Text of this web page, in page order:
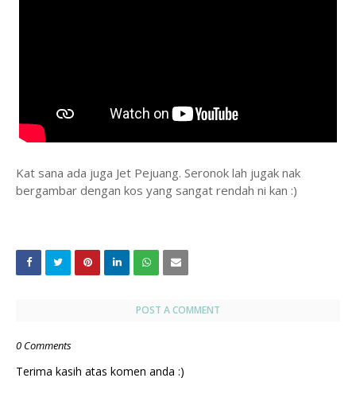
Kat sana ada juga Jet Pejuang. Seronok lah jugak nak
bergambar dengan kos yang sangat rendah ni kan :)
POST A COMMENT
0 Comments
Terima kasih atas komen anda :)